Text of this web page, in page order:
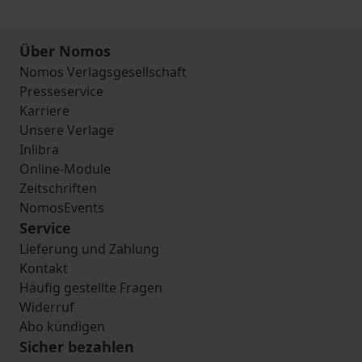
Über Nomos
Nomos Verlagsgesellschaft
Presseservice
Karriere
Unsere Verlage
Inlibra
Online-Module
Zeitschriften
NomosEvents
Service
Lieferung und Zahlung
Kontakt
Häufig gestellte Fragen
Widerruf
Abo kündigen
Sicher bezahlen